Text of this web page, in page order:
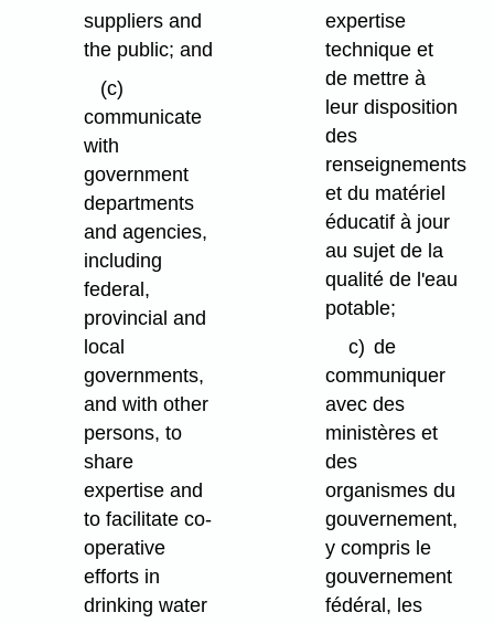
suppliers and
the public; and
(c)
communicate
with
government
departments
and agencies,
including
federal,
provincial and
local
governments,
and with other
persons, to
share
expertise and
to facilitate co-
operative
efforts in
drinking water
expertise
technique et
de mettre à
leur disposition
des
renseignements
et du matériel
éducatif à jour
au sujet de la
qualité de l'eau
potable;
c) de
communiquer
avec des
ministères et
des
organismes du
gouvernement,
y compris le
gouvernement
fédéral, les